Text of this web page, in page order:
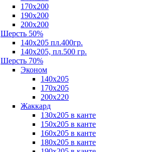
170х200
190х200
200х200
Шерсть 50%
140х205 пл.400гр.
140х205, пл.500 гр.
Шерсть 70%
Эконом
140х205
170х205
200х220
Жаккард
130х205 в канте
150х205 в канте
160х205 в канте
180х205 в канте